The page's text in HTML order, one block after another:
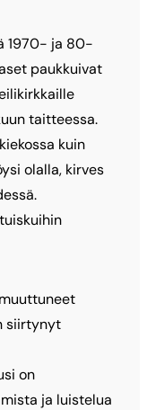
1970- ja 80-
paukkuivat
taitteessa.
kuin
olalla, kirves
siirtynyt
on
ja luistelua